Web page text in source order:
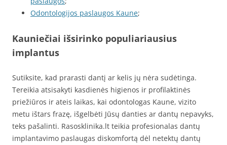
Odontologijos paslaugos Kaune;
Kauniečiai išsirinko populiariausius
implantus
Sutiksite, kad prarasti dantį ar kelis jų nėra sudėtinga.
Tereikia atsisakyti kasdienės higienos ir profilaktinės
priežiūros ir ateis laikas, kai odontologas Kaune, vizito
metu ištars frazę, išgelbėti Jūsų danties ar dantų nepavyks,
teks pašalinti. Rasosklinika.lt teikia profesionalas dantų
implantavimo paslaugas diskomfortą dėl netektų dantų